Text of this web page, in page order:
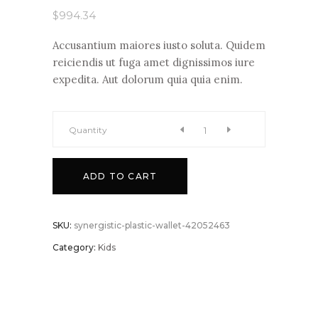
on
customer
$994.34
Accusantium maiores iusto soluta. Quidem
reiciendis ut fuga amet dignissimos iure
expedita. Aut dolorum quia quia enim.
Synergistic
quantity
Quantity
ADD TO CART
SKU: synergistic-plastic-wallet-42052463
Category: Kids